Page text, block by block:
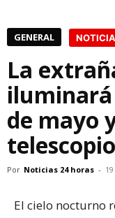
GENERAL
La
iluminará
de mayo
Por Noticias 24 horas -
El cielo nocturno